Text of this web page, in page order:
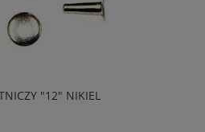
"12" NIKIEL